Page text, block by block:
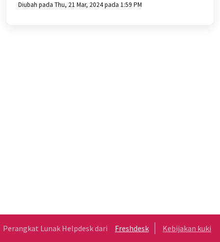
Diubah pada Thu, 21 Mar, 2024 pada 1:59 PM
Perangkat Lunak Helpdesk dari Freshdesk Kebijakan kuki